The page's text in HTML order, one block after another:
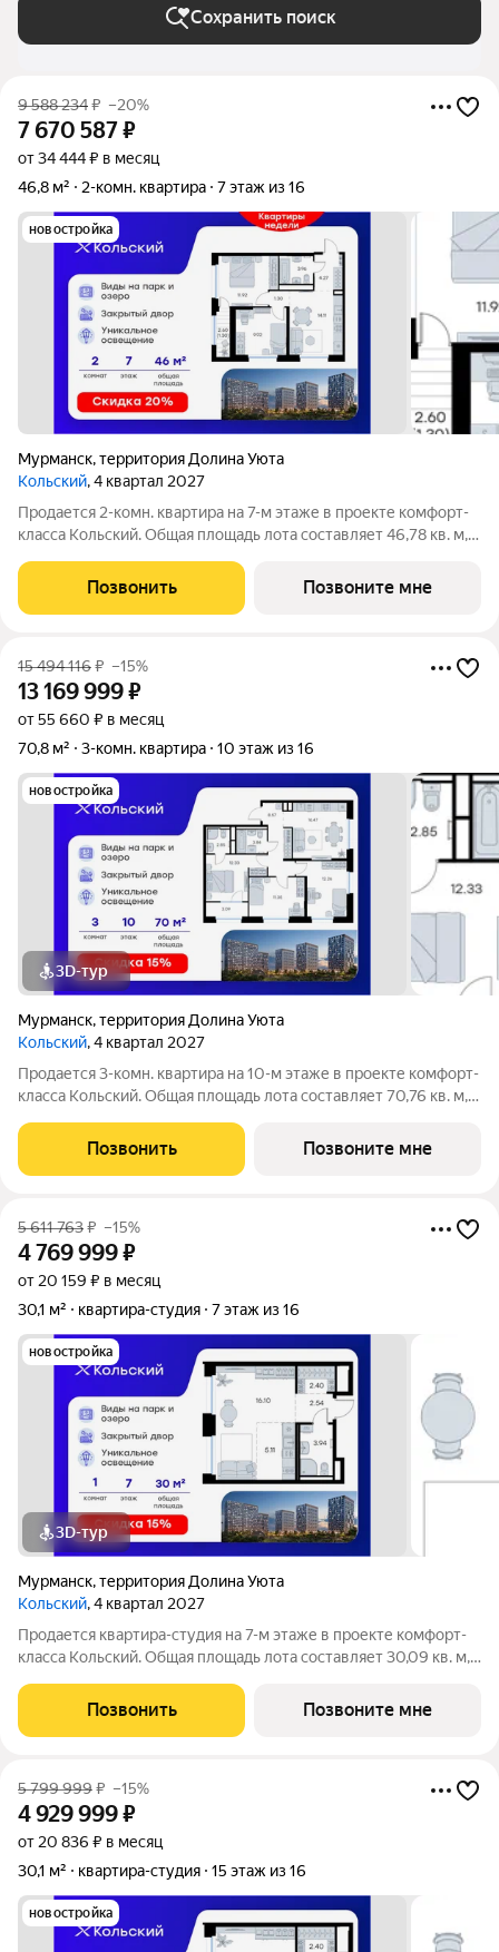
Сохранить поиск
9 588 234₽ –20%
7 670 587₽
от 34 444 ₽ в месяц
46,8 м²
2-комн. квартира 7 этаж из 16
новостройка
Мурманск,территория Долина Уюта
Кольский, 4 квартал 2027
Продается 2-комн. квартира на 7-м этаже в проекте комфорт-
класса Кольский. Общая площадь лота составляет 46,78 кв. м,
кухонную зону. Номер квартиры - 300. Преимущества
квартиры: компактная
Позвонить Позвоните мне
15 494 116₽ –15%
13 169 999₽
от 55 660 ₽ в месяц
70,8 м²
3-комн. квартира 10 этаж из 16
новостройка
3D-тур
Мурманск,территория Долина Уюта
Кольский, 4 квартал 2027
Продается 3-комн. квартира на 10-м этаже в проекте комфорт-
класса Кольский. Общая площадь лота составляет 70,76 кв. м,
кухонную зону. Номер квартиры - 684. Преимущества
квартиры: евро-4; вид
Позвонить Позвоните мне
5 611 763₽ –15%
4 769 999₽
от 20 159 ₽ в месяц
30,1 м²
квартира-студия 7 этаж из 16
новостройка
3D-тур
Мурманск,территория Долина Уюта
Кольский, 4 квартал 2027
Продается квартира-студия на 7-м этаже в проекте комфорт-
класса Кольский. Общая площадь лота составляет 30,09 кв. м,
кухонную зону. Номер квартиры - 71. Преимущества квартиры:
зонируемая
Позвонить Позвоните мне
5 799 999₽ –15%
4 929 999₽
от 20 836 ₽ в месяц
30,1 м²
квартира-студия 15 этаж из 16
новостройка